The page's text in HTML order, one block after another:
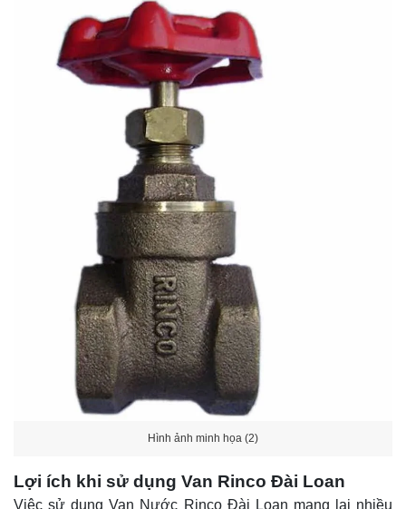
Hình ảnh minh họa (2)
Lợi ích khi sử dụng Van Rinco Đài Loan
Việc sử dụng Van Nước Rinco Đài Loan mang lại nhiều